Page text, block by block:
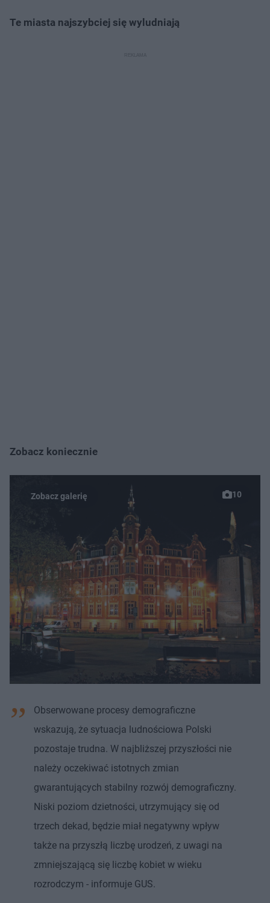
Te miasta najszybciej się wyludniają
Zobacz koniecznie
10
Obserwowane procesy demograficzne
wskazują, że sytuacja ludnościowa Polski
pozostaje trudna. W najbliższej przyszłości nie
należy oczekiwać istotnych zmian
gwarantujących stabilny rozwój demograficzny.
Niski poziom dzietności, utrzymujący się od
trzech dekad, będzie miał negatywny wpływ
także na przyszłą liczbę urodzeń, z uwagi na
zmniejszającą się liczbę kobiet w wieku
rozrodczym - informuje GUS.